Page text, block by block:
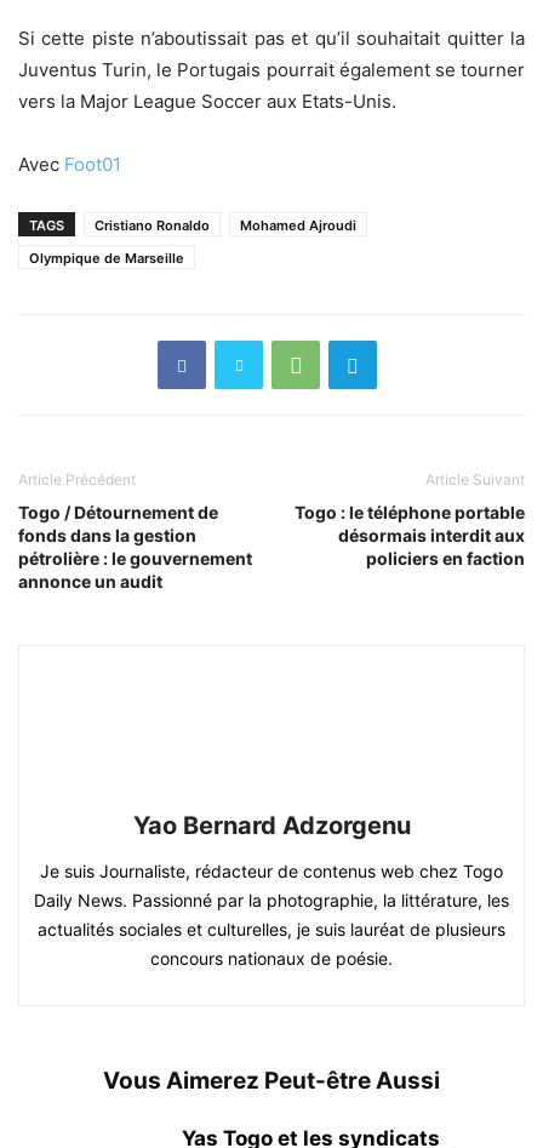
Si cette piste n’aboutissait pas et qu’il souhaitait quitter la
Juventus Turin, le Portugais pourrait également se tourner
vers la Major League Soccer aux Etats-Unis.
Avec Foot01
TAGS Cristiano Ronaldo
Mohamed Ajroudi
Olympique de Marseille
Article Précédent
Togo / Détournement de
fonds dans la gestion
pétrolière : le gouvernement
annonce un audit
Article Suivant
Togo : le téléphone portable
désormais interdit aux
policiers en faction
Yao Bernard Adzorgenu
Je suis Journaliste, rédacteur de contenus web chez Togo
Daily News. Passionné par la photographie, la littérature, les
actualités sociales et culturelles, je suis lauréat de plusieurs
concours nationaux de poésie.
Vous Aimerez Peut-être Aussi
Yas Togo et les syndicats